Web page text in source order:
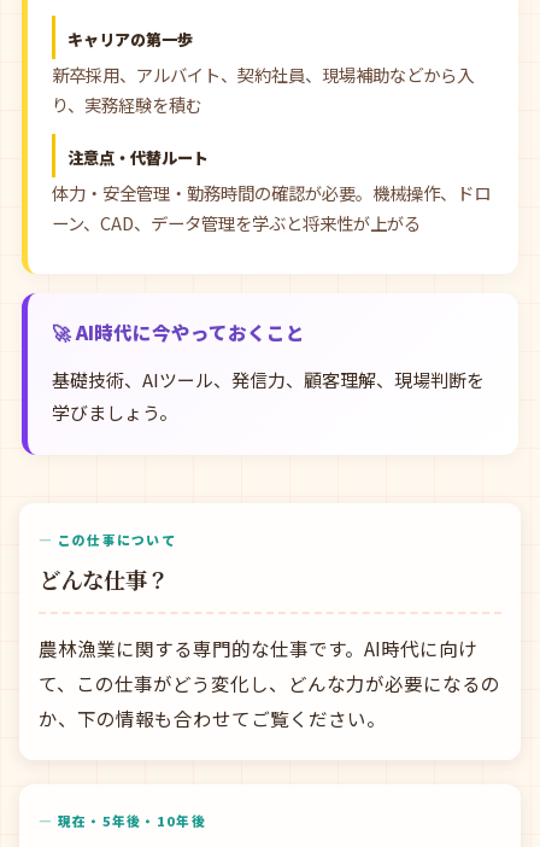
キャリアの第一歩
新卒採用、アルバイト、契約社員、現場補助などから入
り、実務経験を積む
注意点・代替ルート
体力・安全管理・勤務時間の確認が必要。機械操作、ドロ
ーン、CAD、データ管理を学ぶと将来性が上がる
🚀 AI時代に今やっておくこと
基礎技術、AIツール、発信力、顧客理解、現場判断を
学びましょう。
— この仕事について
どんな仕事？
農林漁業に関する専門的な仕事です。AI時代に向け
て、この仕事がどう変化し、どんな力が必要になるの
か、下の情報も合わせてご覧ください。
— 現在・5年後・10年後